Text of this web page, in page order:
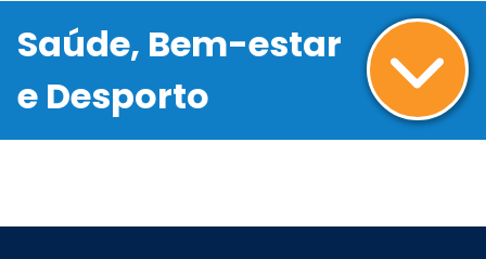
Saúde, Bem-estar
e Desporto